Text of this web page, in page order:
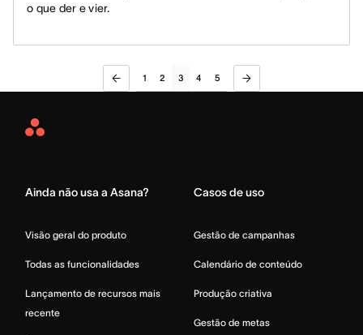
o que der e vier.
1 2 3 4 5
Asana
Ainda não usa a Asana?
Visão geral do produto
Todas as funcionalidades
Lançamento de recursos mais
recente
Casos de uso
Gestão de campanhas
Calendário de conteúdo
Produção criativa
Gestão de metas